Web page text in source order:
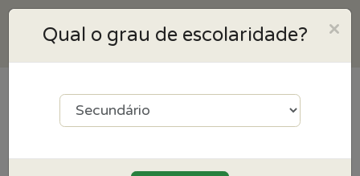
resultados para Biologia
×
Qual o grau de escolaridade?